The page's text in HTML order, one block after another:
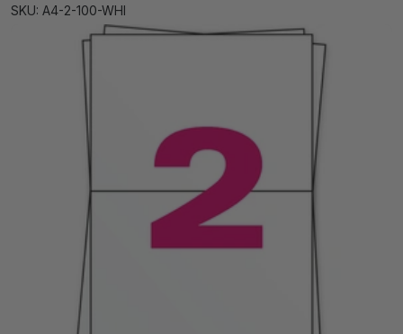
SKU: A4-2-100-WHI